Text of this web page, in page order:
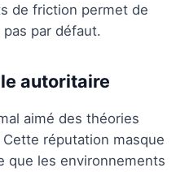
de friction permet de
par défaut.
autoritaire
aimé des théories
réputation masque
que les environnements